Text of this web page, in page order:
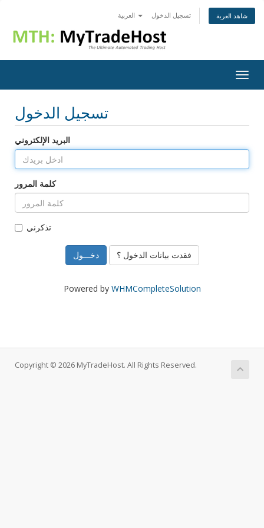
تسجيل الدخول شاهد العربة
تسجيل الدخول
البريد الإلكتروني
كلمة المرور
تذكرني
فقدت بيانات الدخول ؟
Powered by WHMCompleteSolution
Copyright © 2026 MyTradeHost. All Rights Reserved.